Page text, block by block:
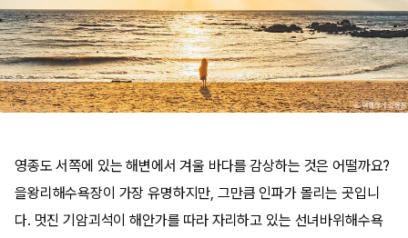
영종도 서쪽에 있는 해변에서 겨울 바다를 감상하는 것은 어떨까요?
을왕리해수욕장이 가장 유명하지만, 그만큼 인파가 몰리는 곳입니
다. 멋진 기암괴석이 해안가를 따라 자리하고 있는 선녀바위해수욕